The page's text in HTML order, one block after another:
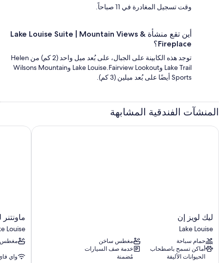
وقت تسجيل المغادرة في 11 صباحاً.
أين تقع منشأة Lake Louise Suite | Mountain Views &
Fireplace؟
توجد هذه الكابينة على الجبال، على بُعد ميل واحد (2 كم) من Helen
Lake Trail وLake Louise.Fairview Lookout وWilsons Mountain
Sports أيضًا على بُعد ميلين (3 كم).
المنشآت الفندقية المشابهة
ليك
لويز
إن
Lake
Louise
ليك لويز إن
Lake Louise
حمام سباحة
مغطس ساخن
أماكن تسمح باصطحاب
الحيوانات الأليفة
خدمة صف السيارات
مُضمنة
ليك لويز إن
ماونتنر
لودج
Lake
Louise
Louise
مغطس
واي
ماونتنر